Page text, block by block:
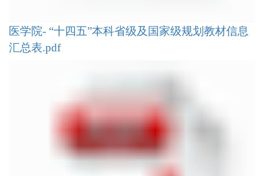
医学院- “十四五”本科省级及国家级规划教材信息
汇总表.pdf